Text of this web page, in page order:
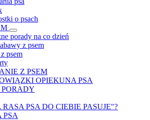
o psach
porady na co dzień
z psem
psem
Z PSEM
OPIEKUNA PSA
PSA DO CIEBIE PASUJE"?
PSA